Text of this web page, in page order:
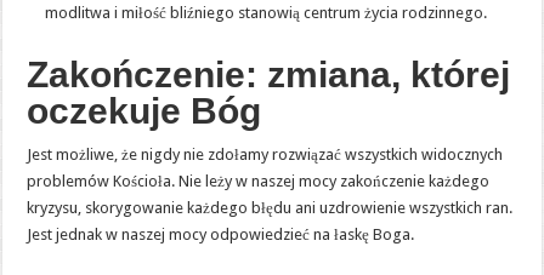
modlitwa i miłość bliźniego stanowią centrum życia rodzinnego.
Zakończenie: zmiana, której
oczekuje Bóg
Jest możliwe, że nigdy nie zdołamy rozwiązać wszystkich widocznych
problemów Kościoła. Nie leży w naszej mocy zakończenie każdego
kryzysu, skorygowanie każdego błędu ani uzdrowienie wszystkich ran.
Jest jednak w naszej mocy odpowiedzieć na łaskę Boga.